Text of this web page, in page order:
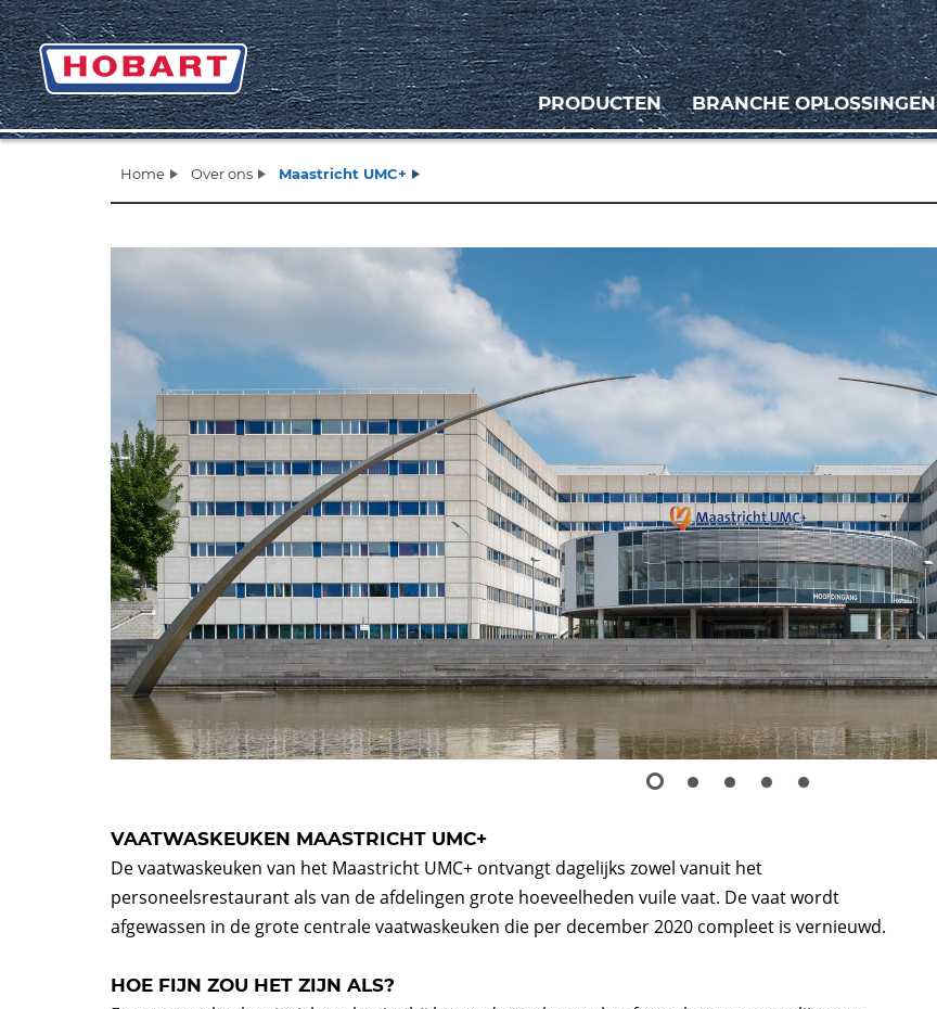
PRODUCTEN BRANCHE OPLOSSINGEN
Home Over ons Maastricht UMC+
VAATWASKEUKEN MAASTRICHT UMC+
De vaatwaskeuken van het Maastricht UMC+ ontvangt dagelijks zowel vanuit het
personeelsrestaurant als van de afdelingen grote hoeveelheden vuile vaat. De vaat wordt
afgewassen in de grote centrale vaatwaskeuken die per december 2020 compleet is vernieuwd.
HOE FIJN ZOU HET ZIJN ALS?